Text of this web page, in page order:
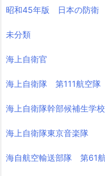
昭和45年版 日本の防衛
未分類
海上自衛官
海上自衛隊 第111航空隊
海上自衛隊幹部候補生学校
海上自衛隊東京音楽隊
海自航空輸送部隊 第61